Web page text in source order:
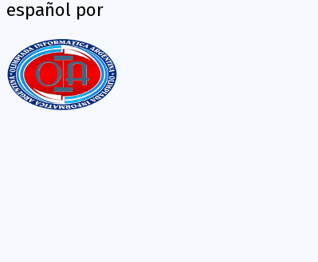
español por